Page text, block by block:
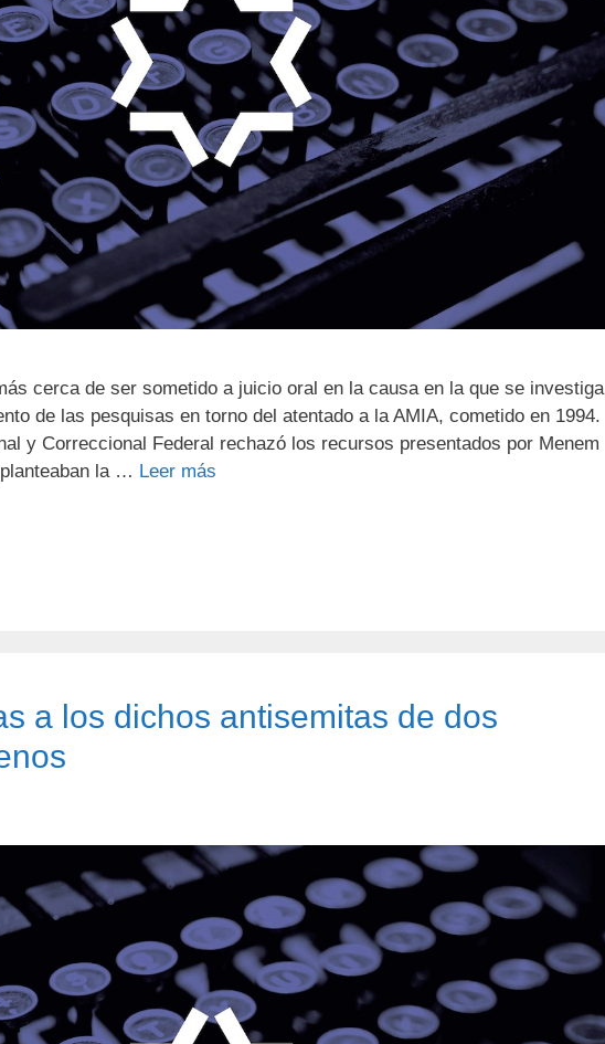
cerca de ser sometido a juicio oral en la causa en la que se investiga
de las pesquisas en torno del atentado a la AMIA, cometido en 1994.
y Correccional Federal rechazó los recursos presentados por Menem
la … Leer más
a los dichos antisemitas de dos